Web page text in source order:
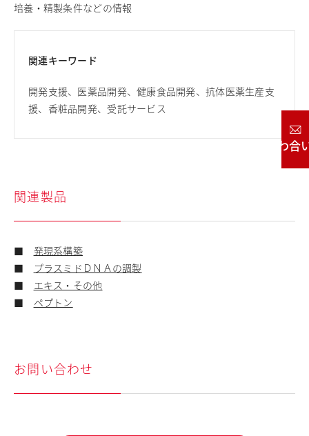
培養・精製条件などの情報
関連キーワード
開発支援、医薬品開発、健康食品開発、抗体医薬生産支
援、香粧品開発、受託サービス
関連製品
■ 発現系構築
■
プラスミドＤＮＡの調製
■ エキス・その他
■ ペプトン
お問い合わせ